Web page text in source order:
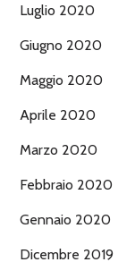
Luglio 2020
Giugno 2020
Maggio 2020
Aprile 2020
Marzo 2020
Febbraio 2020
Gennaio 2020
Dicembre 2019